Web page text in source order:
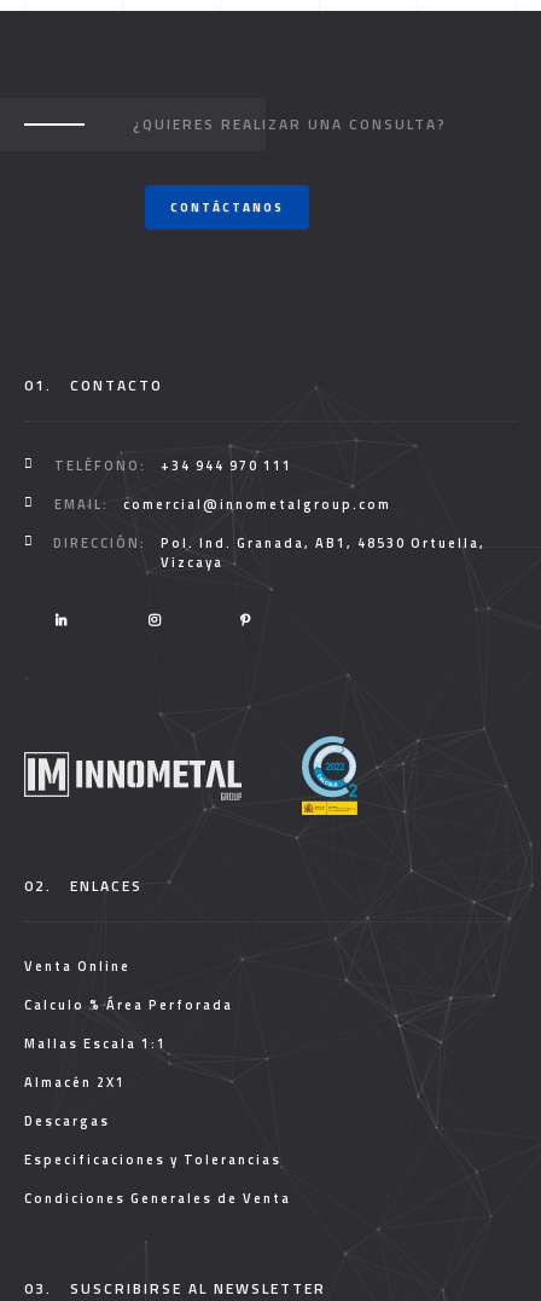
¿QUIERES REALIZAR UNA CONSULTA?
CONTÁCTANOS
01. CONTACTO
TELÉFONO:
+34 944 970 111
EMAIL:
comercial@innometalgroup.com
DIRECCIÓN:
Pol. Ind. Granada, AB1, 48530 Ortuella,
Vizcaya
02. ENLACES
Venta Online
Calculo % Área Perforada
Mallas Escala 1:1
Almacén 2X1
Descargas
Especificaciones y Tolerancias
Condiciones Generales de Venta
03. SUSCRIBIRSE AL NEWSLETTER